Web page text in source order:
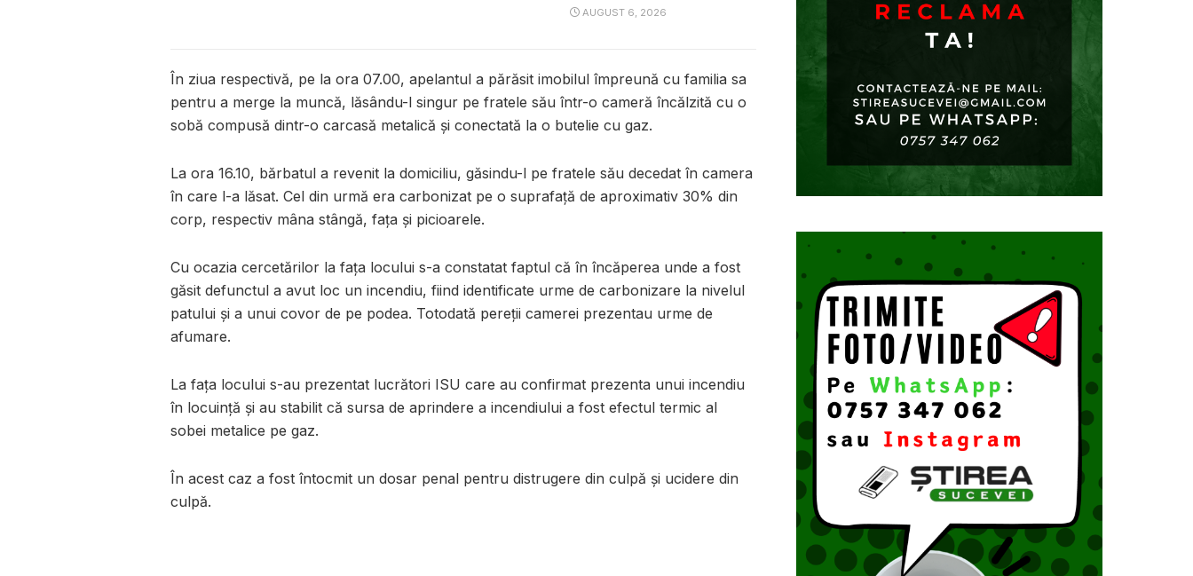
AUGUST 6, 2026
În ziua respectivă, pe la ora 07.00, apelantul a părăsit imobilul împreună cu familia sa
pentru a merge la muncă, lăsându-l singur pe fratele său într-o cameră încălzită cu o
sobă compusă dintr-o carcasă metalică și conectată la o butelie cu gaz.
La ora 16.10, bărbatul a revenit la domiciliu, găsindu-l pe fratele său decedat în camera
în care l-a lăsat. Cel din urmă era carbonizat pe o suprafață de aproximativ 30% din
corp, respectiv mâna stângă, fața și picioarele.
Cu ocazia cercetărilor la fața locului s-a constatat faptul că în încăperea unde a fost
găsit defunctul a avut loc un incendiu, fiind identificate urme de carbonizare la nivelul
patului și a unui covor de pe podea. Totodată pereții camerei prezentau urme de
afumare.
La fața locului s-au prezentat lucrători ISU care au confirmat prezenta unui incendiu
în locuință și au stabilit că sursa de aprindere a incendiului a fost efectul termic al
sobei metalice pe gaz.
În acest caz a fost întocmit un dosar penal pentru distrugere din culpă și ucidere din
culpă.